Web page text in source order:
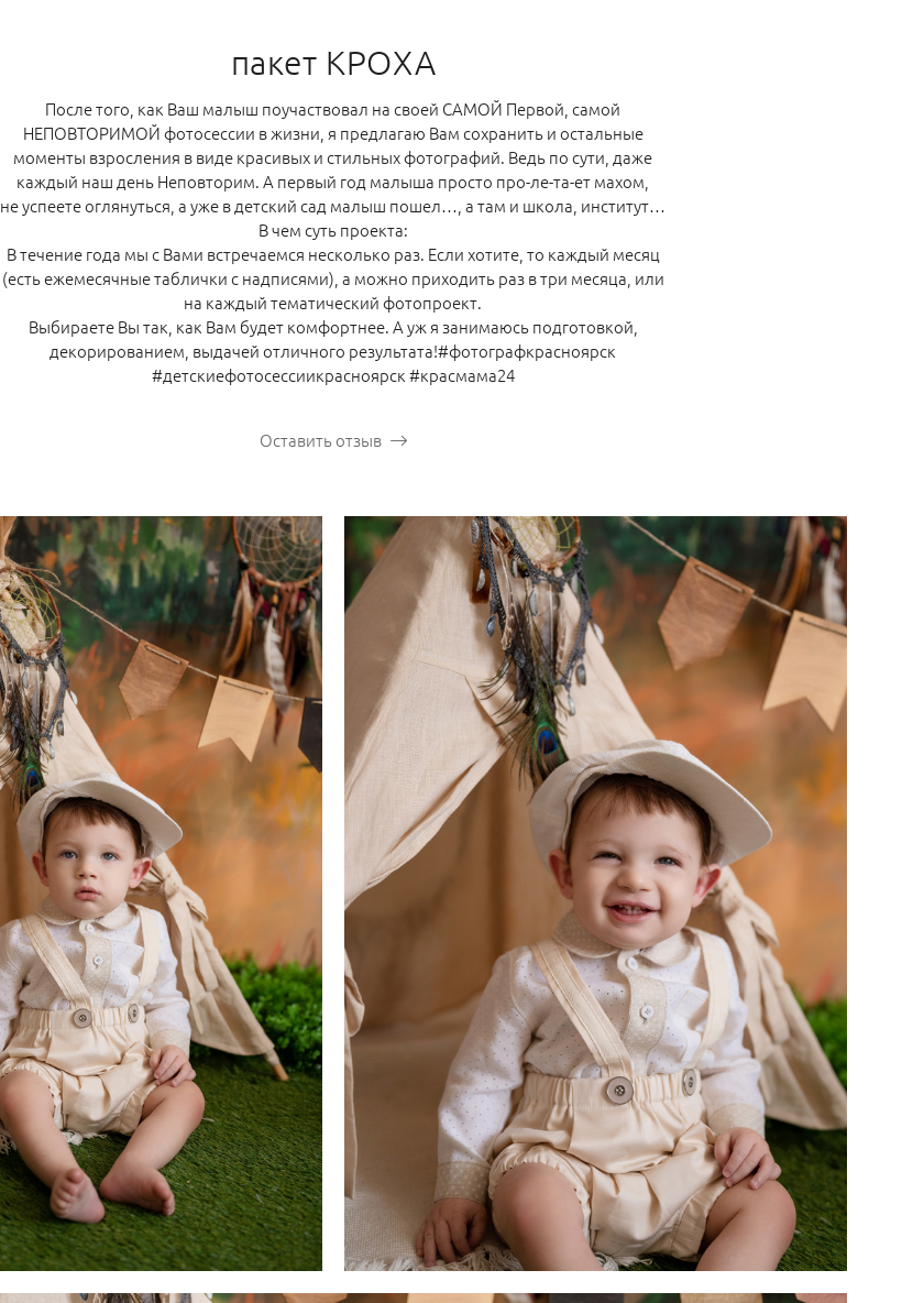
пакет КРОХА
После того, как Ваш малыш поучаствовал на своей САМОЙ Первой, самой
НЕПОВТОРИМОЙ фотосессии в жизни, я предлагаю Вам сохранить и остальные
моменты взросления в виде красивых и стильных фотографий. Ведь по сути, даже
каждый наш день Неповторим. А первый год малыша просто про-ле-та-ет махом,
не успеете оглянуться, а уже в детский сад малыш пошел…, а там и школа, институт…
В чем суть проекта:
В течение года мы с Вами встречаемся несколько раз. Если хотите, то каждый месяц
(есть ежемесячные таблички с надписями), а можно приходить раз в три месяца, или
на каждый тематический фотопроект.
Выбираете Вы так, как Вам будет комфортнее. А уж я занимаюсь подготовкой,
декорированием, выдачей отличного результата!#фотографкрасноярск
#детскиефотосессиикрасноярск #красмама24
Оставить отзыв